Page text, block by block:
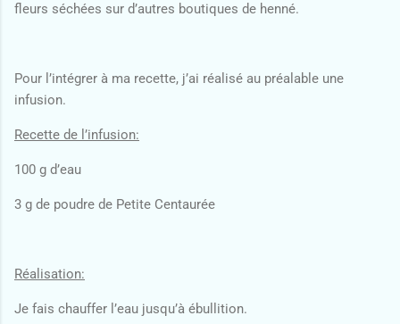
fleurs séchées sur d’autres boutiques de henné.
Pour l’intégrer à ma recette, j’ai réalisé au préalable une
infusion.
Recette de l’infusion:
100 g d’eau
3 g de poudre de Petite Centaurée
Réalisation:
Je fais chauffer l’eau jusqu’à ébullition.